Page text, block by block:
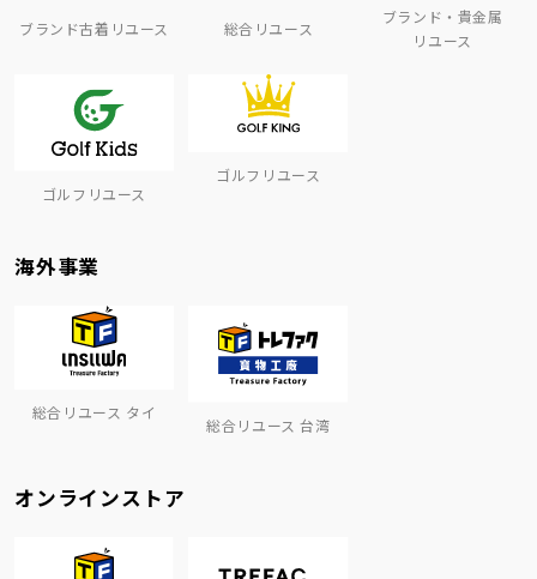
ブランド古着リユース 総合リユース
ブランド・貴金属
リユース
ゴルフリユース
ゴルフリユース
海外事業
総合リユース タイ
総合リユース 台湾
オンラインストア